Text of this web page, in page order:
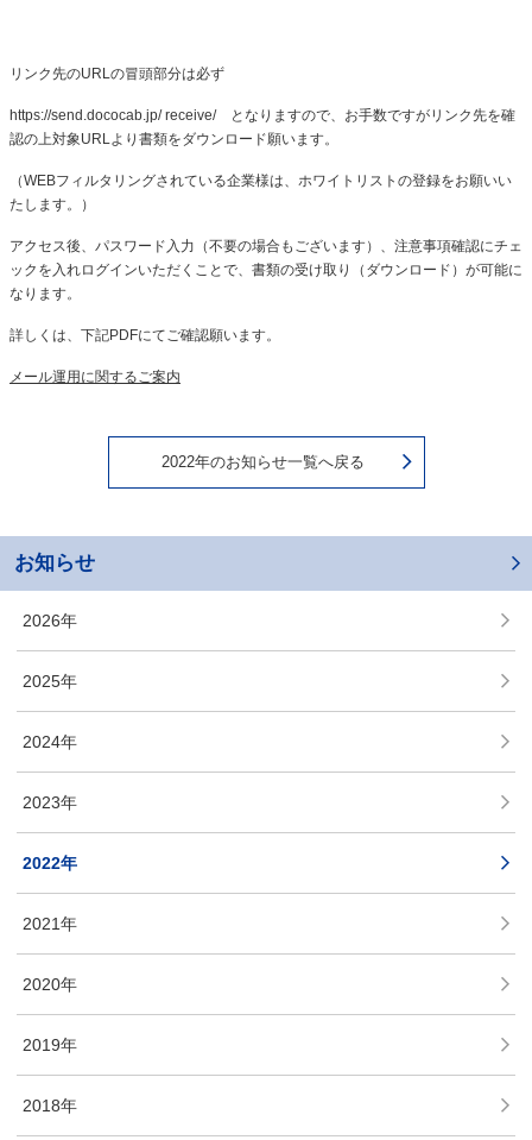
リンク先のURLの冒頭部分は必ず
https://send.dococab.jp/ receive/ となりますので、お手数ですがリンク先を確
認の上対象URLより書類をダウンロード願います。
（WEBフィルタリングされている企業様は、ホワイトリストの登録をお願いい
たします。）
アクセス後、パスワード入力（不要の場合もございます）、注意事項確認にチェ
ックを入れログインいただくことで、書類の受け取り（ダウンロード）が可能に
なります。
詳しくは、下記PDFにてご確認願います。
メール運用に関するご案内
2022年のお知らせ一覧へ戻る
お知らせ
2026年
2025年
2024年
2023年
2022年
2021年
2020年
2019年
2018年